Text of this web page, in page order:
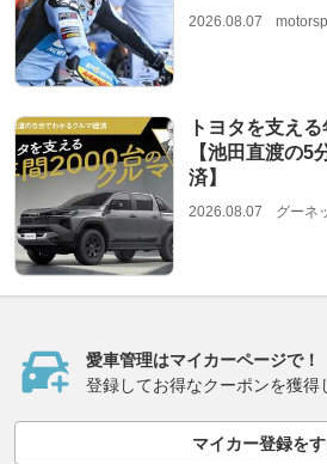
2026.08.07
トヨタを支え
【池田直渡の5
済】
2026.08.07 グーネ
愛車管理はマイカーページで！
登録してお得なクーポンを獲得
マイカー登録を